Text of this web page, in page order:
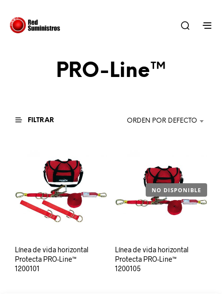
PRO-Line™
FILTRAR ORDEN POR DEFECTO
Línea de vida horizontal
Protecta PRO-Line™
1200101
NO DISPONIBLE
Línea de vida horizontal
Protecta PRO-Line™
1200105